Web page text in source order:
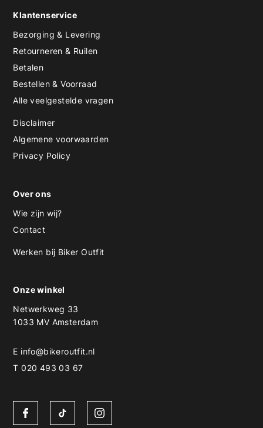
Klantenservice
Bezorging & Levering
Retourneren & Ruilen
Betalen
Bestellen & Voorraad
Alle veelgestelde vragen
Disclaimer
Algemene voorwaarden
Privacy Policy
Over ons
Wie zijn wij?
Contact
Werken bij Biker Outfit
Onze winkel
Netwerkweg 33
1033 MV Amsterdam
E info@bikeroutfit.nl
T 020 493 03 67